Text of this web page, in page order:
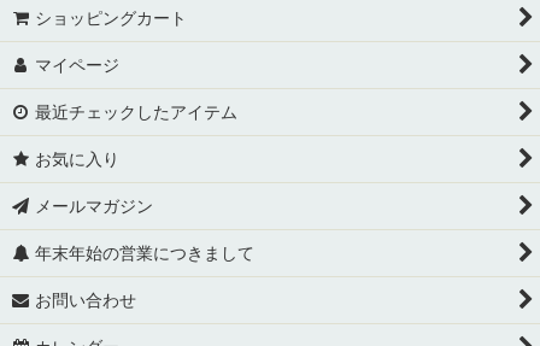
島素材パン
人気ランキング
おすすめ夏ギフト
ショッピングカート
マイページ
最近チェックしたアイテム
お気に入り
メールマガジン
年末年始の営業につきまして
お問い合わせ